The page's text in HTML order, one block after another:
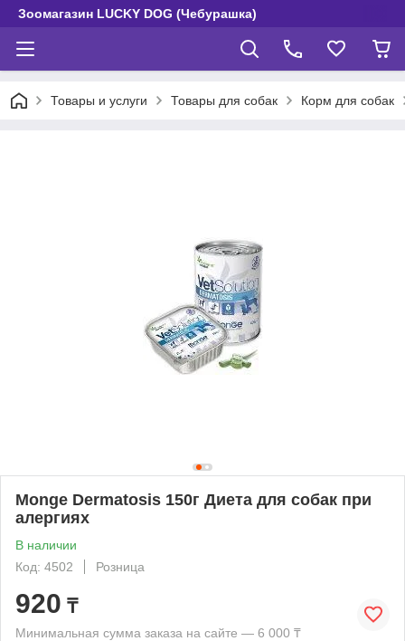
Зоомагазин LUCKY DOG (Чебурашка)
Товары и услуги Товары для собак Корм для собак
Monge Dermatosis 150г Диета для собак при
алергиях
В наличии
Код: 4502
Розница
920 ₸
Минимальная сумма заказа на сайте — 6 000 ₸